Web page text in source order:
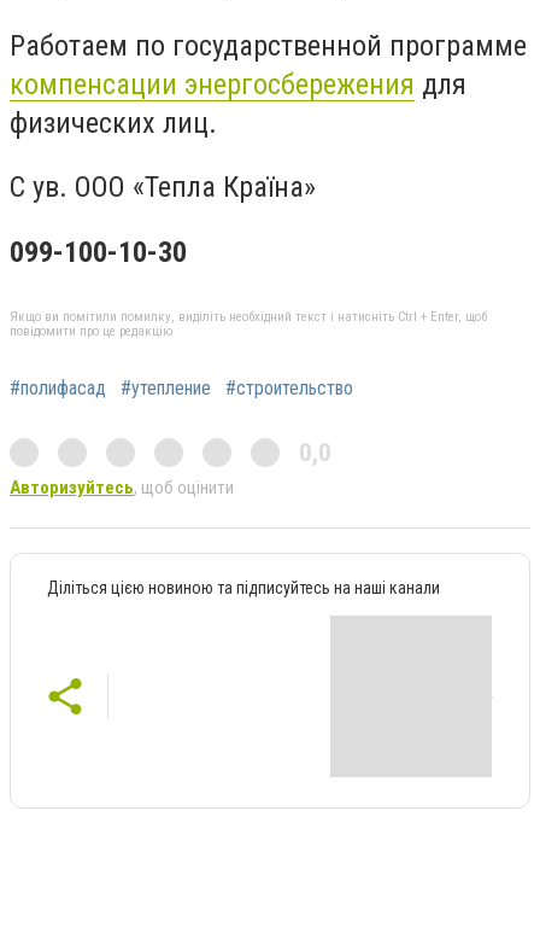
Работаем по государственной программе
компенсации энергосбережения для
физических лиц.
С ув. ООО «Тепла Країна»
099-100-10-30
Якщо ви помітили помилку, виділіть необхідний текст і натисніть Ctrl + Enter, щоб
повідомити про це редакцію
#полифасад #утепление #строительство
0,0
Авторизуйтесь, щоб оцінити
Діліться цією новиною та підписуйтесь на наші канали